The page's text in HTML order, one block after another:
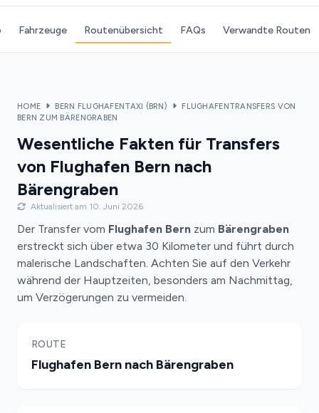
Fahrzeuge Routenübersicht FAQs Verwandte Routen
HOME BERN FLUGHAFENTAXI (BRN)
FLUGHAFENTRANSFERS VON
BERN ZUM BÄRENGRABEN
Wesentliche Fakten für Transfers
von Flughafen Bern nach
Bärengraben
Aktualisiert am 10. Juni 2026
Der Transfer vom Flughafen Bern zum Bärengraben
erstreckt sich über etwa 30 Kilometer und führt durch
malerische Landschaften. Achten Sie auf den Verkehr
während der Hauptzeiten, besonders am Nachmittag,
um Verzögerungen zu vermeiden.
ROUTE
Flughafen Bern nach Bärengraben